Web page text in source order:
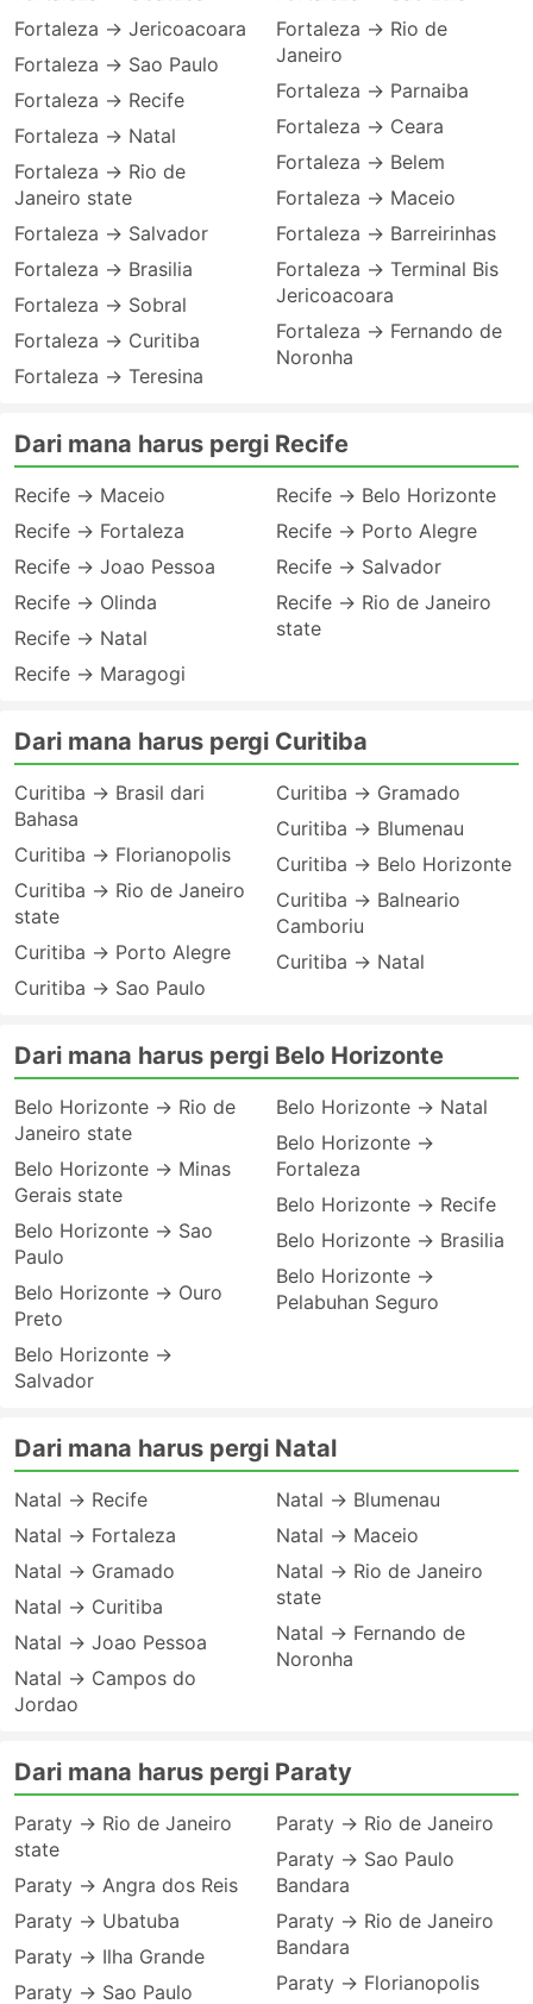
Fortaleza → Jericoacoara
Fortaleza → Sao Paulo
Fortaleza → Recife
Fortaleza → Natal
Fortaleza → Rio de
Janeiro state
Fortaleza → Salvador
Fortaleza → Brasilia
Fortaleza → Sobral
Fortaleza → Curitiba
Fortaleza → Teresina
Fortaleza → Rio de
Janeiro
Fortaleza → Parnaiba
Fortaleza → Ceara
Fortaleza → Belem
Fortaleza → Maceio
Fortaleza → Barreirinhas
Fortaleza → Terminal Bis
Jericoacoara
Fortaleza → Fernando de
Noronha
Dari mana harus pergi Recife
Recife → Maceio
Recife → Fortaleza
Recife → Joao Pessoa
Recife → Olinda
Recife → Natal
Recife → Maragogi
Recife → Belo Horizonte
Recife → Porto Alegre
Recife → Salvador
Recife → Rio de Janeiro
state
Dari mana harus pergi Curitiba
Curitiba → Brasil dari
Bahasa
Curitiba → Florianopolis
Curitiba → Rio de Janeiro
state
Curitiba → Porto Alegre
Curitiba → Sao Paulo
Curitiba → Gramado
Curitiba → Blumenau
Curitiba → Belo Horizonte
Curitiba → Balneario
Camboriu
Curitiba → Natal
Dari mana harus pergi Belo Horizonte
Belo Horizonte → Rio de
Janeiro state
Belo Horizonte → Minas
Gerais state
Belo Horizonte → Sao
Paulo
Belo Horizonte → Ouro
Preto
Belo Horizonte →
Salvador
Belo Horizonte → Natal
Belo Horizonte →
Fortaleza
Belo Horizonte → Recife
Belo Horizonte → Brasilia
Belo Horizonte →
Pelabuhan Seguro
Dari mana harus pergi Natal
Natal → Recife
Natal → Fortaleza
Natal → Gramado
Natal → Curitiba
Natal → Joao Pessoa
Natal → Campos do
Jordao
Natal → Blumenau
Natal → Maceio
Natal → Rio de Janeiro
state
Natal → Fernando de
Noronha
Dari mana harus pergi Paraty
Paraty → Rio de Janeiro
state
Paraty → Angra dos Reis
Paraty → Ubatuba
Paraty → Ilha Grande
Paraty → Sao Paulo
Paraty → Rio de Janeiro
Paraty → Sao Paulo
Bandara
Paraty → Rio de Janeiro
Bandara
Paraty → Florianopolis